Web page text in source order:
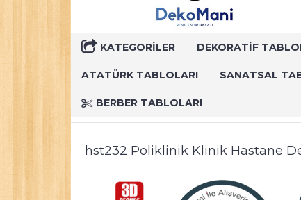
KATEGORILER DEKORATİF
ATATÜRK TABLOLARI SANATSAL
BERBER TABLOLARI
Anasayfa Dekoratif Kanvas Tablolar
hst232 Poliklinik Klinik Hastane